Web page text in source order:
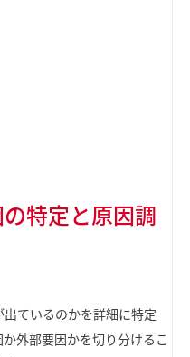
特定と原因調
ているのかを詳細に特定
外部要因かを切り分けるこ